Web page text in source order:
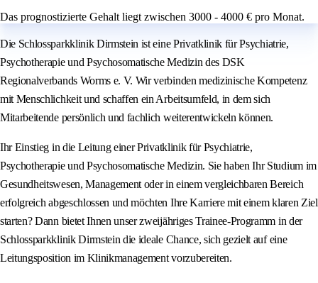
Das prognostizierte Gehalt liegt zwischen 3000 - 4000 € pro Monat.
Die Schlossparkklinik Dirmstein ist eine Privatklinik für Psychiatrie,
Psychotherapie und Psychosomatische Medizin des DSK
Regionalverbands Worms e. V. Wir verbinden medizinische Kompetenz
mit Menschlichkeit und schaffen ein Arbeitsumfeld, in dem sich
Mitarbeitende persönlich und fachlich weiterentwickeln können.
Ihr Einstieg in die Leitung einer Privatklinik für Psychiatrie,
Psychotherapie und Psychosomatische Medizin. Sie haben Ihr Studium im
Gesundheitswesen, Management oder in einem vergleichbaren Bereich
erfolgreich abgeschlossen und möchten Ihre Karriere mit einem klaren Ziel
starten? Dann bietet Ihnen unser zweijähriges Trainee-Programm in der
Schlossparkklinik Dirmstein die ideale Chance, sich gezielt auf eine
Leitungsposition im Klinikmanagement vorzubereiten.